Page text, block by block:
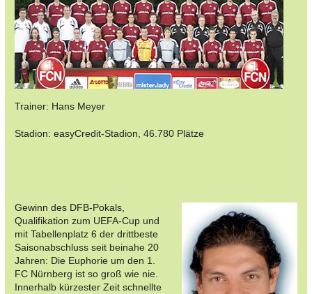
Trainer: Hans Meyer
Stadion: easyCredit-Stadion, 46.780 Plätze
Gewinn des DFB-Pokals,
Qualifikation zum UEFA-Cup und
mit Tabellenplatz 6 der drittbeste
Saisonabschluss seit beinahe 20
Jahren: Die Euphorie um den 1.
FC Nürnberg ist so groß wie nie.
Innerhalb kürzester Zeit schnellte